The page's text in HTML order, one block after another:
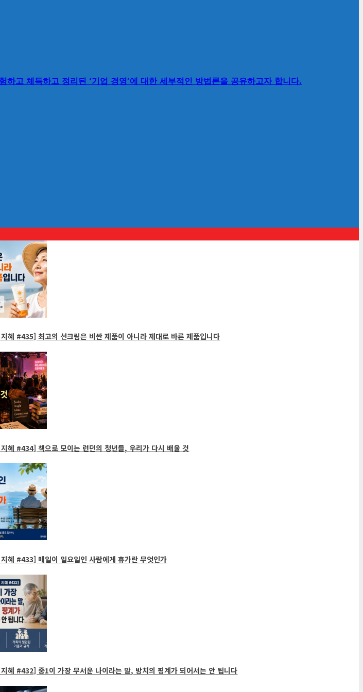
고 체득하고 정리된 ‘기업 경영’에 대한 세부적인 방법론을 공유하고자 합니다.
혜 #435] 최고의 선크림은 비싼 제품이 아니라 제대로 바른 제품입니다
혜 #434] 책으로 모이는 런던의 청년들, 우리가 다시 배울 것
혜 #433] 매일이 일요일인 사람에게 휴가란 무엇인가
혜 #432] 중1이 가장 무서운 나이라는 말, 방치의 핑계가 되어서는 안 됩니다